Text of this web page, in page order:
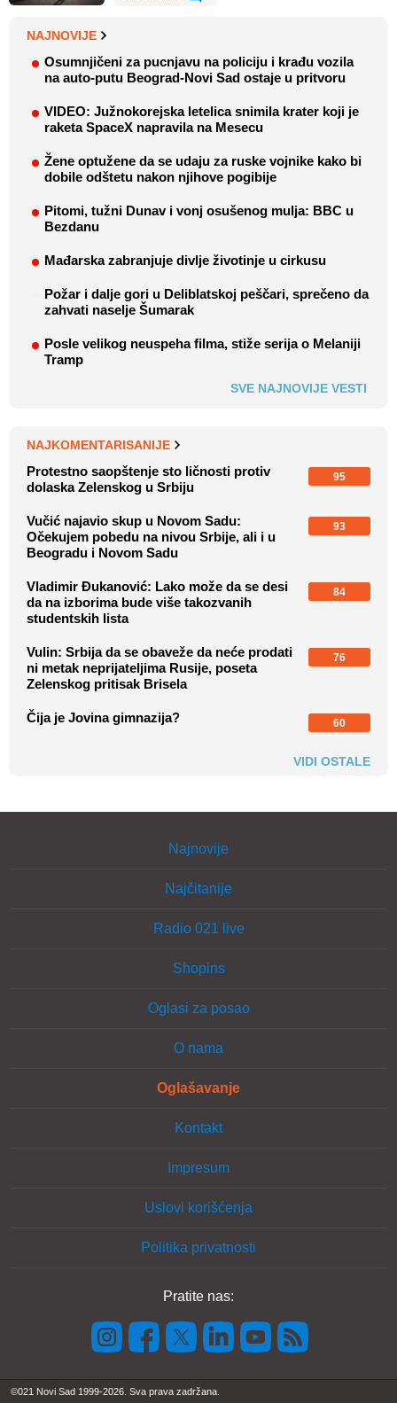
NAJNOVIJE
Osumnjičeni za pucnjavu na policiju i krađu vozila
na auto-putu Beograd-Novi Sad ostaje u pritvoru
VIDEO: Južnokorejska letelica snimila krater koji je
raketa SpaceX napravila na Mesecu
Žene optužene da se udaju za ruske vojnike kako bi
dobile odštetu nakon njihove pogibije
Pitomi, tužni Dunav i vonj osušenog mulja: BBC u
Bezdanu
Mađarska zabranjuje divlje životinje u cirkusu
Požar i dalje gori u Deliblatskoj peščari, sprečeno da
zahvati naselje Šumarak
Posle velikog neuspeha filma, stiže serija o Melaniji
Tramp
SVE NAJNOVIJE VESTI
NAJKOMENTARISANIJE
Protestno saopštenje sto ličnosti protiv
dolaska Zelenskog u Srbiju
95
Vučić najavio skup u Novom Sadu:
Očekujem pobedu na nivou Srbije, ali i u
Beogradu i Novom Sadu
93
Vladimir Đukanović: Lako može da se desi
da na izborima bude više takozvanih
studentskih lista
84
Vulin: Srbija da se obaveže da neće prodati
ni metak neprijateljima Rusije, poseta
Zelenskog pritisak Brisela
76
Čija je Jovina gimnazija? 60
VIDI OSTALE
Najnovije
Najčitanije
Radio 021 live
Shopins
Oglasi za posao
O nama
Oglašavanje
Kontakt
Impresum
Uslovi korišćenja
Politika privatnosti
Pratite nas:
©021 Novi Sad 1999-2026. Sva prava zadržana.